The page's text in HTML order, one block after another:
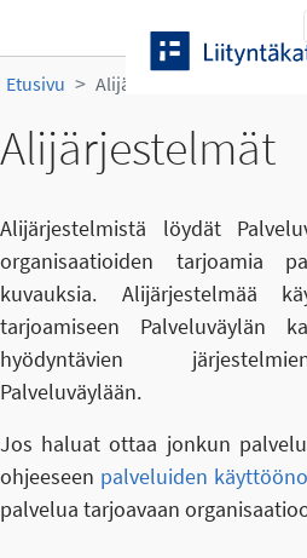
Etusivu Alijärjestelmät
Alijärjestelmät
Alijärjestelmistä löydät
organisaatioiden tarjoamia
kuvauksia. Alijärjestelmää
tarjoamiseen Palveluväylän
hyödyntävien
Palveluväylään.
Jos haluat ottaa jonkun
ohjeeseen palveluiden
palvelua tarjoavaan